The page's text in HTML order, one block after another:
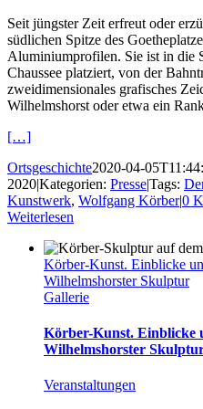
Seit jüngster Zeit erfreut oder
südlichen Spitze des
Aluminiumprofilen. Sie ist in die
Chaussee platziert, von der
zweidimensionales grafisches
Wilhelmshorst oder etwa ein
[…]
Ortsgeschichte2020-04-
2020|Kategorien: Presse|Tags:
Kunstwerk, Wolfgang Körber|0
Weiterlesen
Körber-Kunst. Einblicke
Wilhelmshorster Skulptur
Gallerie
Körber-Kunst. Einblicke
Wilhelmshorster
Veranstaltungen